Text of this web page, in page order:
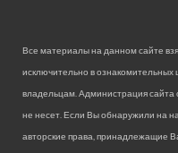
Все материалы на данном сайте
исключительно в
владельцам. Администрация сайта
не несет. Если Вы обнаружили на
авторские права, принадлежащие